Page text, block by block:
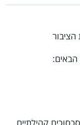
הציבור
הבאים:
קהילתיים